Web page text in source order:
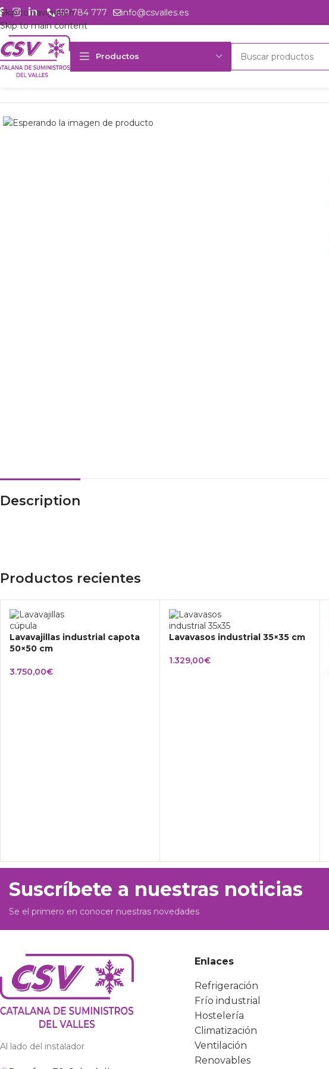
Skip to navigation
Skip to main content
659 784 777 info@csvalles.es
Productos
Inicio Productos
Description
Productos recientes
Lavavajillas industrial capota
50×50 cm
3.750,00€
Lavavasos industrial 35×35 cm
1.329,00€
Suscríbete a nuestras noticias
Se el primero en conocer nuestras novedades
Al lado del instalador
Enlaces
Refrigeración
Frío industrial
Hostelería
Climatización
Ventilación
Renovables